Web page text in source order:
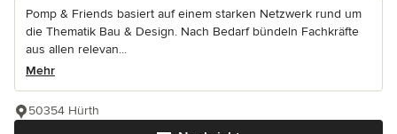
Pomp & Friends basiert auf einem starken Netzwerk rund um
die Thematik Bau & Design. Nach Bedarf bündeln Fachkräfte
aus allen relevan...
Mehr
50354 Hürth